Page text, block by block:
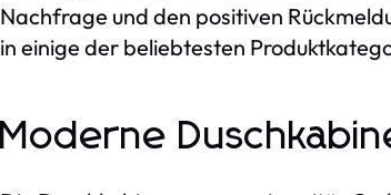
Nachfrage und den positiven
in einige der beliebtesten
Moderne